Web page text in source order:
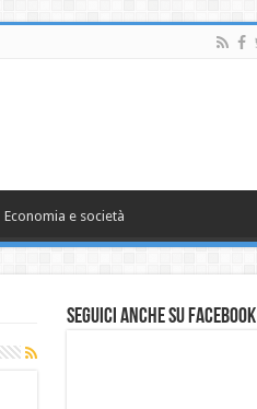
Economia e società
Seguici anche su Facebook